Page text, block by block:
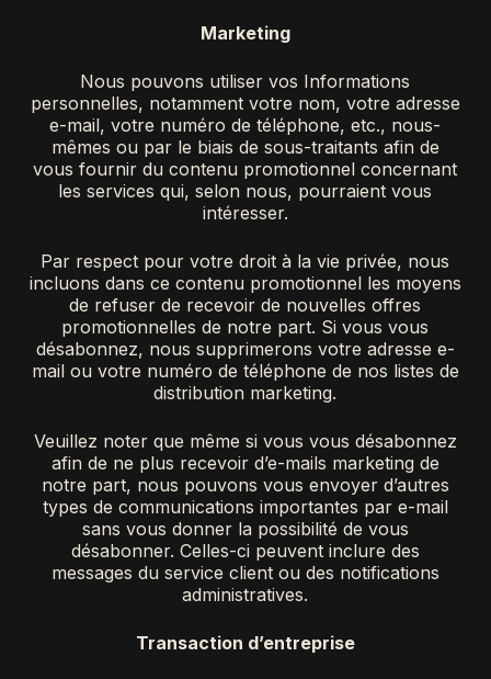
Marketing
Nous pouvons utiliser vos Informations
personnelles, notamment votre nom, votre adresse
e-mail, votre numéro de téléphone, etc., nous-
mêmes ou par le biais de sous-traitants afin de
vous fournir du contenu promotionnel concernant
les services qui, selon nous, pourraient vous
intéresser.
Par respect pour votre droit à la vie privée, nous
incluons dans ce contenu promotionnel les moyens
de refuser de recevoir de nouvelles offres
promotionnelles de notre part. Si vous vous
désabonnez, nous supprimerons votre adresse e-
mail ou votre numéro de téléphone de nos listes de
distribution marketing.
Veuillez noter que même si vous vous désabonnez
afin de ne plus recevoir d’e-mails marketing de
notre part, nous pouvons vous envoyer d’autres
types de communications importantes par e-mail
sans vous donner la possibilité de vous
désabonner. Celles-ci peuvent inclure des
messages du service client ou des notifications
administratives.
Transaction d’entreprise